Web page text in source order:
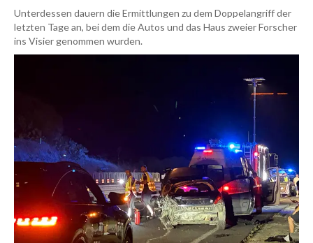
Unterdessen dauern die Ermittlungen zu dem Doppelangriff der
letzten Tage an, bei dem die Autos und das Haus zweier Forscher
ins Visier genommen wurden.